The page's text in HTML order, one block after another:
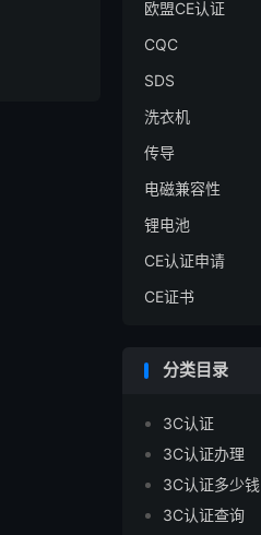
欧盟CE认证
CQC
SDS
洗衣机
传导
电磁兼容性
锂电池
CE认证申请
CE证书
分类目录
3C认证
3C认证办理
3C认证多少钱
3C认证查询